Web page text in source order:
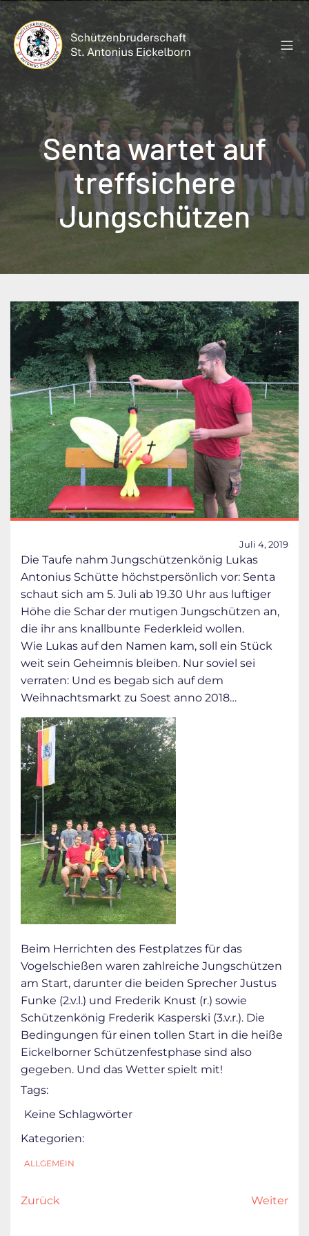
Zum
Inhalt
springen
Senta wartet auf
treffsichere
Jungschützen
Juli 4, 2019
Die Taufe nahm Jungschützenkönig Lukas
Antonius Schütte höchstpersönlich vor: Senta
schaut sich am 5. Juli ab 19.30 Uhr aus luftiger
Höhe die Schar der mutigen Jungschützen an,
die ihr ans knallbunte Federkleid wollen.
Wie Lukas auf den Namen kam, soll ein Stück
weit sein Geheimnis bleiben. Nur soviel sei
verraten: Und es begab sich auf dem
Weihnachtsmarkt zu Soest anno 2018…
Beim Herrichten des Festplatzes für das
Vogelschießen waren zahlreiche Jungschützen
am Start, darunter die beiden Sprecher Justus
Funke (2.v.l.) und Frederik Knust (r.) sowie
Schützenkönig Frederik Kasperski (3.v.r.). Die
Bedingungen für einen tollen Start in die heiße
Eickelborner Schützenfestphase sind also
gegeben. Und das Wetter spielt mit!
Tags:
Keine Schlagwörter
Kategorien:
ALLGEMEIN
Zurück Weiter